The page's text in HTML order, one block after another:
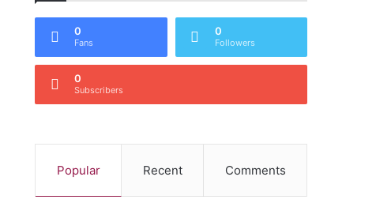
0
Fans
0
Followers
0
Subscribers
Popular Recent Comments